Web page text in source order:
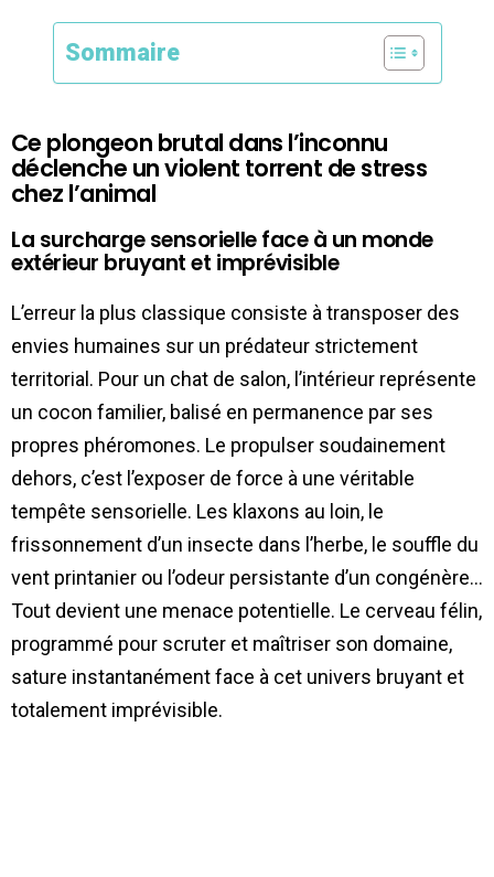
Sommaire
Ce plongeon brutal dans l’inconnu
déclenche un violent torrent de stress
chez l’animal
La surcharge sensorielle face à un monde
extérieur bruyant et imprévisible
L’erreur la plus classique consiste à transposer des
envies humaines sur un prédateur strictement
territorial. Pour un chat de salon, l’intérieur représente
un cocon familier, balisé en permanence par ses
propres phéromones. Le propulser soudainement
dehors, c’est l’exposer de force à une véritable
tempête sensorielle. Les klaxons au loin, le
frissonnement d’un insecte dans l’herbe, le souffle du
vent printanier ou l’odeur persistante d’un congénère…
Tout devient une menace potentielle. Le cerveau félin,
programmé pour scruter et maîtriser son domaine,
sature instantanément face à cet univers bruyant et
totalement imprévisible.